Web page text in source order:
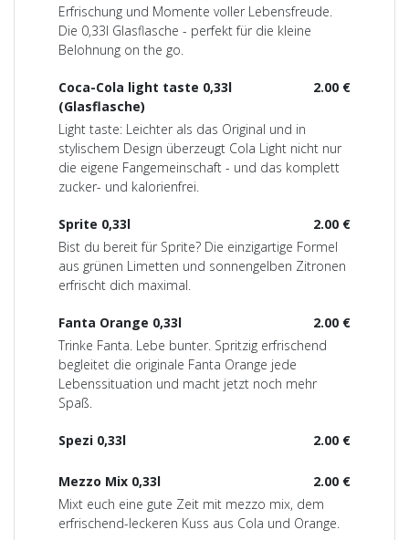
Erfrischung und Momente voller Lebensfreude.
Die 0,33l Glasflasche - perfekt für die kleine
Belohnung on the go.
2.00 €
Coca-Cola light taste 0,33l
(Glasflasche)
Light taste: Leichter als das Original und in
stylischem Design überzeugt Cola Light nicht nur
die eigene Fangemeinschaft - und das komplett
zucker- und kalorienfrei.
2.00 €
Sprite 0,33l
Bist du bereit für Sprite? Die einzigartige Formel
aus grünen Limetten und sonnengelben Zitronen
erfrischt dich maximal.
2.00 €
Fanta Orange 0,33l
Trinke Fanta. Lebe bunter. Spritzig erfrischend
begleitet die originale Fanta Orange jede
Lebenssituation und macht jetzt noch mehr
Spaß.
2.00 €
Spezi 0,33l
2.00 €
Mezzo Mix 0,33l
Mixt euch eine gute Zeit mit mezzo mix, dem
erfrischend-leckeren Kuss aus Cola und Orange.